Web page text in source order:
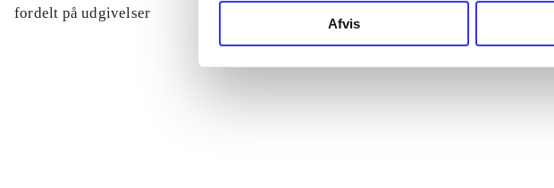
Afvis
fordelt på udgivelser
...